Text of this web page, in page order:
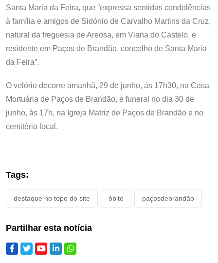
Santa Maria da Feira, que “expressa sentidas condolências
à família e amigos de Sidónio de Carvalho Martins da Cruz,
natural da freguesia de Areosa, em Viana do Castelo, e
residente em Paços de Brandão, concelho de Santa Maria
da Feira”.
O velório decorre amanhã, 29 de junho, às 17h30, na Casa
Mortuária de Paços de Brandão, e funeral no dia 30 de
junho, às 17h, na Igreja Matriz de Paços de Brandão e no
cemitério local.
Tags:
destaque no topo do site óbito paçosdebrandão
Partilhar esta notícia